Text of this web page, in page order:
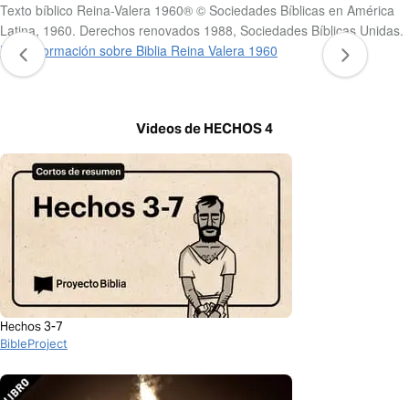
Texto bíblico Reina-Valera 1960® © Sociedades Bíblicas en América
Latina, 1960. Derechos renovados 1988, Sociedades Bíblicas Unidas.
Más información sobre Biblia Reina Valera 1960
Videos de HECHOS 4
Hechos 3-7
BibleProject